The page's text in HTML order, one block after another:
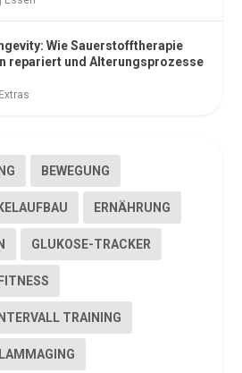
Wie Sauerstofftherapie
repariert und Alterungsprozesse
Extras
BEWEGUNG
ERNÄHRUNG
GLUKOSE-TRACKER
TRAINING